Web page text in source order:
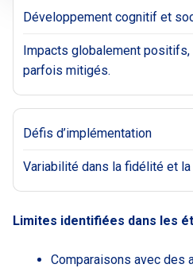
Développement cognitif et
Impacts globalement
parfois mitigés.
Défis d’implémentation
Variabilité dans la fidélité et
Limites identifiées dans les
Comparaisons avec des